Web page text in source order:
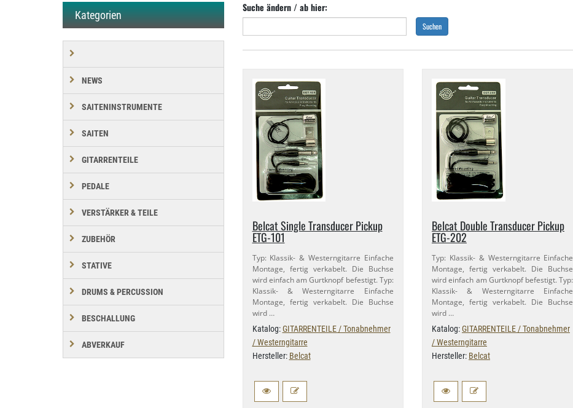
Suche ändern / ab hier:
Suchen
Belcat Single Transducer Pickup
ETG-​101
Typ: Klassik- & Westerngitarre Einfache
Montage, fertig verkabelt. Die Buchse
wird einfach am Gurtknopf befestigt. Typ:
Klassik- & Westerngitarre Einfache
Montage, fertig verkabelt. Die Buchse
wird …
Katalog:GITARRENTEILE / Tonabnehmer
/ Westerngitarre
Hersteller: Belcat
Belcat Double Transducer Pickup
ETG-​202
Typ: Klassik- & Westerngitarre Einfache
Montage, fertig verkabelt. Die Buchse
wird einfach am Gurtknopf befestigt. Typ:
Klassik- & Westerngitarre Einfache
Montage, fertig verkabelt. Die Buchse
wird …
Katalog:GITARRENTEILE / Tonabnehmer
/ Westerngitarre
Hersteller: Belcat
Kategorien
NEWS
SAITENINSTRUMENTE
SAITEN
GITARRENTEILE
PEDALE
VERSTÄRKER & TEILE
ZUBEHÖR
STATIVE
DRUMS & PERCUSSION
BESCHALLUNG
ABVERKAUF